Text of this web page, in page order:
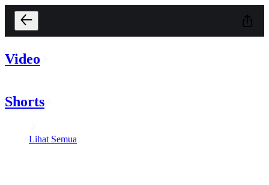
Video
Shorts
Lihat Semua